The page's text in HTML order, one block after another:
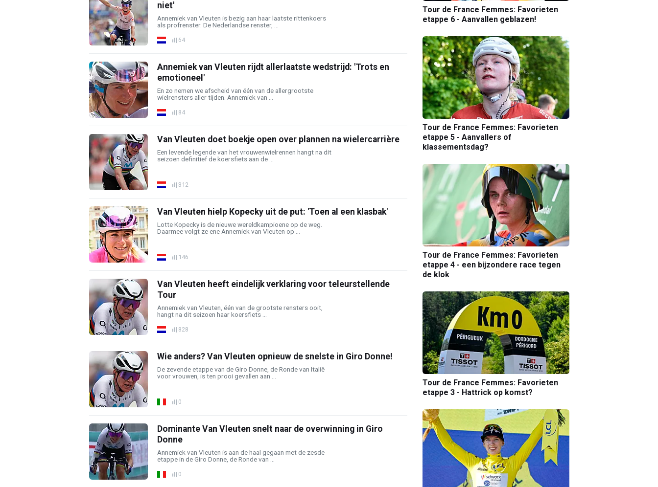
niet'
Annemiek van Vleuten is bezig aan haar laatste rittenkoers
als profrenster. De Nederlandse renster, ...
64
Annemiek van Vleuten rijdt allerlaatste wedstrijd: 'Trots en
emotioneel'
En zo nemen we afscheid van één van de allergrootste
wielrensters aller tijden. Annemiek van ...
84
Van Vleuten doet boekje open over plannen na wielercarrière
Een levende legende van het vrouwenwielrennen hangt na dit
seizoen definitief de koersfiets aan de ...
312
Van Vleuten hielp Kopecky uit de put: 'Toen al een klasbak'
Lotte Kopecky is de nieuwe wereldkampioene op de weg.
Daarmee volgt ze ene Annemiek van Vleuten op ...
146
Van Vleuten heeft eindelijk verklaring voor teleurstellende
Tour
Annemiek van Vleuten, één van de grootste rensters ooit,
hangt na dit seizoen haar koersfiets ...
828
Wie anders? Van Vleuten opnieuw de snelste in Giro Donne!
De zevende etappe van de Giro Donne, de Ronde van Italië
voor vrouwen, is ten prooi gevallen aan ...
0
Dominante Van Vleuten snelt naar de overwinning in Giro
Donne
Annemiek van Vleuten is aan de haal gegaan met de zesde
etappe in de Giro Donne, de Ronde van ...
0
Tour de France Femmes: Favorieten
etappe 6 - Aanvallen geblazen!
Tour de France Femmes: Favorieten
etappe 5 - Aanvallers of
klassementsdag?
Tour de France Femmes: Favorieten
etappe 4 - een bijzondere race tegen
de klok
Tour de France Femmes: Favorieten
etappe 3 - Hattrick op komst?